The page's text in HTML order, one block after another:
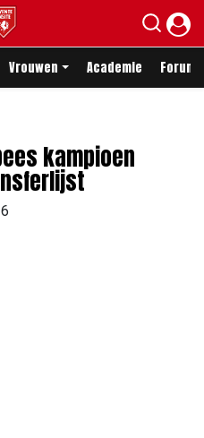
Vrouwen Academie Forum
kampioen
link